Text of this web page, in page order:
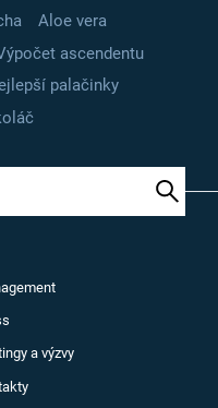
Aloe vera
ascendentu
palačinky
a výzvy